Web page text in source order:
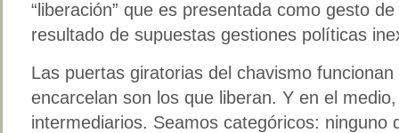
“liberación” que es presentada como gesto
resultado de supuestas gestiones políticas
Las puertas giratorias del chavismo
encarcelan son los que liberan. Y en el
intermediarios. Seamos categóricos: ninguno